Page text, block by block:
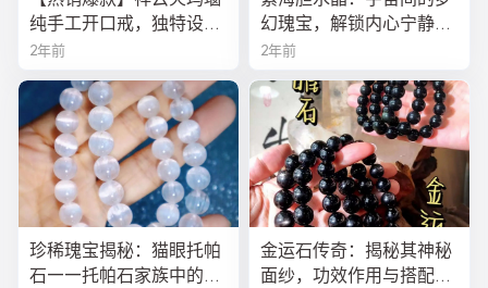
纯手工开口戒，独特设计
寓意吉祥，时尚与灵性的
2年前
幻瑰宝，解锁内心宁静与
疗愈之秘
2年前
珍稀瑰宝揭秘：猫眼托帕
石——托帕石家族中的绝
金运石传奇：揭秘其神秘
面纱，功效作用与搭配法